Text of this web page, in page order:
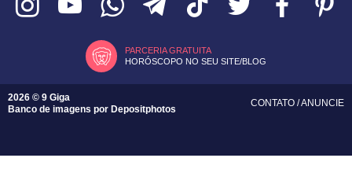
PARCERIA GRATUITA
HORÓSCOPO NO SEU SITE/BLOG
2026 © 9 Giga
Banco de imagens por Depositphotos
CONTATO /ANUNCIE